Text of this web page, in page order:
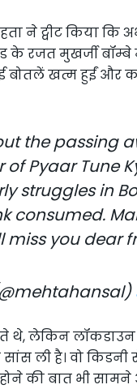
ने ट्वीट किया कि
के रजत मुखर्जी
खत्म हुईं और कई
the passing
of Pyaar Tune
struggles in
consumed.
miss you dear
थे, लेकिन
सांस ली है। वो
की बात भी सामने